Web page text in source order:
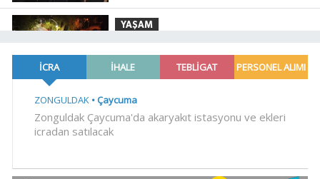
YAŞAM
Caddesi'ne özel asfalt dokunuşu
YAŞAM
10:20Buca Metrosu'nda dev adım
10:14Gülben Ergen'den Yavru